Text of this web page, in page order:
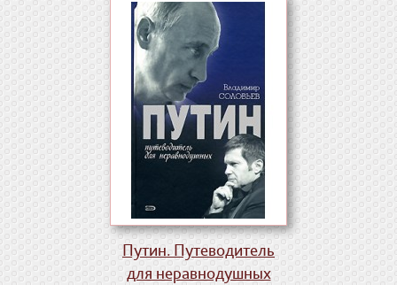
Путин. Путеводитель
для неравнодушных